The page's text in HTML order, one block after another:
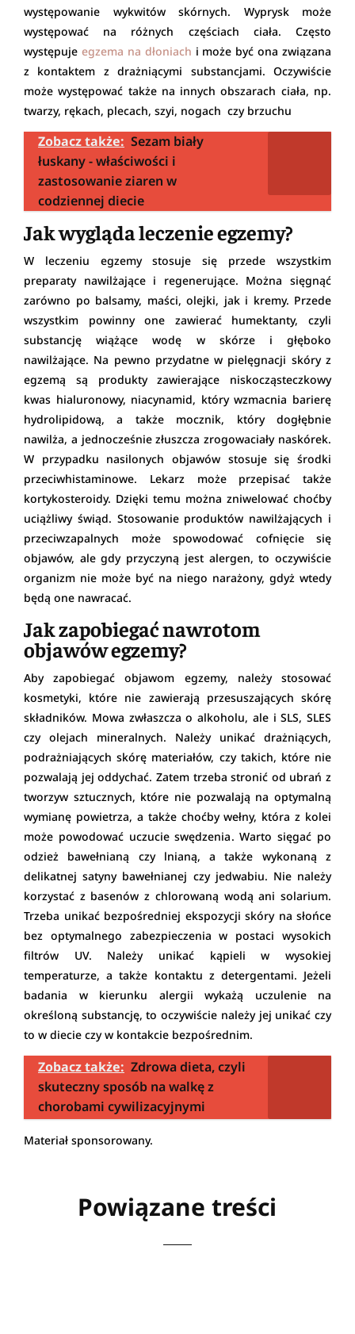
występowanie wykwitów skórnych. Wyprysk może
występować na różnych częściach ciała. Często
występuje egzema na dłoniach i może być ona związana
z kontaktem z drażniącymi substancjami. Oczywiście
może występować także na innych obszarach ciała, np.
twarzy, rękach, plecach, szyi, nogach czy brzuchu
Zobacz także: Sezam biały
łuskany - właściwości i
zastosowanie ziaren w
codziennej diecie
Jak wygląda leczenie egzemy?
W leczeniu egzemy stosuje się przede wszystkim
preparaty nawilżające i regenerujące. Można sięgnąć
zarówno po balsamy, maści, olejki, jak i kremy. Przede
wszystkim powinny one zawierać humektanty, czyli
substancję wiążące wodę w skórze i głęboko
nawilżające. Na pewno przydatne w pielęgnacji skóry z
egzemą są produkty zawierające niskocząsteczkowy
kwas hialuronowy, niacynamid, który wzmacnia barierę
hydrolipidową, a także mocznik, który dogłębnie
nawilża, a jednocześnie złuszcza zrogowaciały naskórek.
W przypadku nasilonych objawów stosuje się środki
przeciwhistaminowe. Lekarz może przepisać także
kortykosteroidy. Dzięki temu można zniwelować choćby
uciążliwy świąd. Stosowanie produktów nawilżających i
przeciwzapalnych może spowodować cofnięcie się
objawów, ale gdy przyczyną jest alergen, to oczywiście
organizm nie może być na niego narażony, gdyż wtedy
będą one nawracać.
Jak zapobiegać nawrotom
objawów egzemy?
Aby zapobiegać objawom egzemy, należy stosować
kosmetyki, które nie zawierają przesuszających skórę
składników. Mowa zwłaszcza o alkoholu, ale i SLS, SLES
czy olejach mineralnych. Należy unikać drażniących,
podrażniających skórę materiałów, czy takich, które nie
pozwalają jej oddychać. Zatem trzeba stronić od ubrań z
tworzyw sztucznych, które nie pozwalają na optymalną
wymianę powietrza, a także choćby wełny, która z kolei
może powodować uczucie swędzenia. Warto sięgać po
odzież bawełnianą czy lnianą, a także wykonaną z
delikatnej satyny bawełnianej czy jedwabiu. Nie należy
korzystać z basenów z chlorowaną wodą ani solarium.
Trzeba unikać bezpośredniej ekspozycji skóry na słońce
bez optymalnego zabezpieczenia w postaci wysokich
filtrów UV. Należy unikać kąpieli w wysokiej
temperaturze, a także kontaktu z detergentami. Jeżeli
badania w kierunku alergii wykażą uczulenie na
określoną substancję, to oczywiście należy jej unikać czy
to w diecie czy w kontakcie bezpośrednim.
Zobacz także: Zdrowa dieta, czyli
skuteczny sposób na walkę z
chorobami cywilizacyjnymi
Materiał sponsorowany.
Powiązane treści